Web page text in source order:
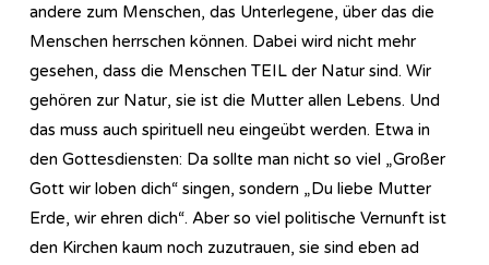
andere zum Menschen, das Unterlegene, über das die
Menschen herrschen können. Dabei wird nicht mehr
gesehen, dass die Menschen TEIL der Natur sind. Wir
gehören zur Natur, sie ist die Mutter allen Lebens. Und
das muss auch spirituell neu eingeübt werden. Etwa in
den Gottesdiensten: Da sollte man nicht so viel „Großer
Gott wir loben dich“ singen, sondern „Du liebe Mutter
Erde, wir ehren dich“. Aber so viel politische Vernunft ist
den Kirchen kaum noch zuzutrauen, sie sind eben ad